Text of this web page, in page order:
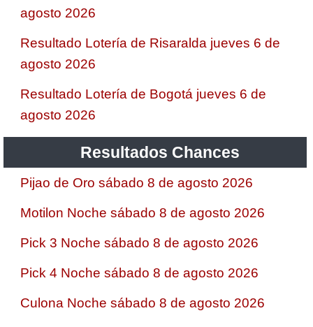
agosto 2026
Resultado Lotería de Risaralda jueves 6 de
agosto 2026
Resultado Lotería de Bogotá jueves 6 de
agosto 2026
Resultados Chances
Pijao de Oro sábado 8 de agosto 2026
Motilon Noche sábado 8 de agosto 2026
Pick 3 Noche sábado 8 de agosto 2026
Pick 4 Noche sábado 8 de agosto 2026
Culona Noche sábado 8 de agosto 2026